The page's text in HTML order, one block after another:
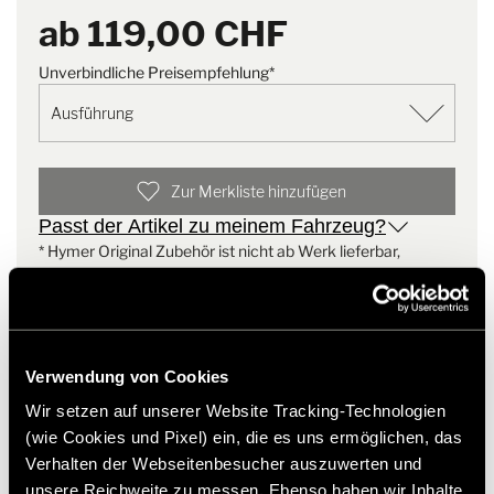
Verwendung von Cookies
Wir setzen auf unserer Website Tracking-Technologien
(wie Cookies und Pixel) ein, die es uns ermöglichen, das
Verhalten der Webseitenbesucher auszuwerten und
unsere Reichweite zu messen. Ebenso haben wir Inhalte
Der auf dem Foto abgebildete Fahrerhausteppich dient lediglich
als exemplarisches Bild. Die tatsächliche Form und Ausführung
kann unter Umständen von der abgebildeten Variante
ab 119,00 CHF
Unverbindliche Preisempfehlung*
Zur Merkliste hinzufügen
Passt der Artikel zu meinem Fahrzeug?
* Hymer Original Zubehör ist nicht ab Werk lieferbar,
sondern ausschließlich über Ihren Handelspartner bestell-
und nachrüstbar. Abbildungen teilweise vorbehaltlich